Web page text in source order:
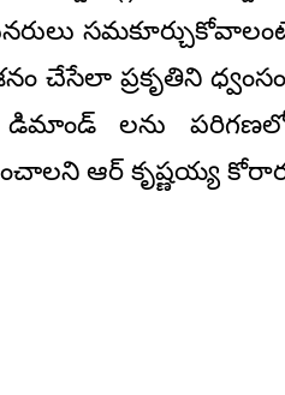
చేసేలా ప్రకృతిని
డిమాండ్ లను
ఆర్ కృష్ణయ్య